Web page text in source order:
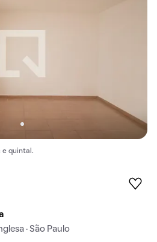
e quintal.
· São Paulo